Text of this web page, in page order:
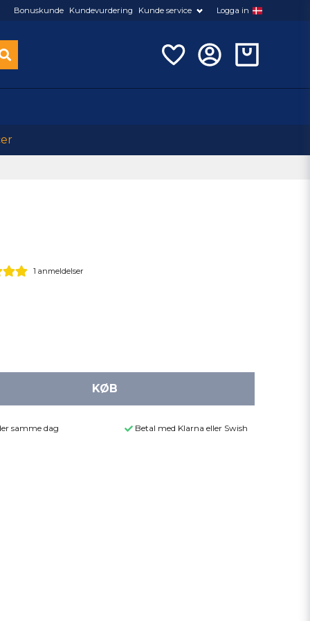
Bonuskunde Kundevurdering Kunde service Logga in
1 anmeldelser
KØB
samme dag Betal med Klarna eller Swish